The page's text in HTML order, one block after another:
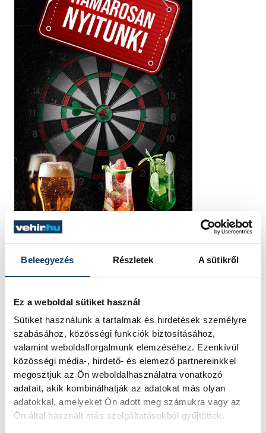
Beleegyezés Részletek A sütikről
Ez a weboldal sütiket használ
Sütiket használunk a tartalmak és hirdetések személyre
szabásához, közösségi funkciók biztosításához,
valamint weboldalforgalmunk elemzéséhez. Ezenkívül
közösségi média-, hirdető- és elemező partnereinkkel
megosztjuk az Ön weboldalhasználatra vonatkozó
adatait, akik kombinálhatják az adatokat más olyan
adatokkal, amelyeket Ön adott meg számukra vagy az
Ön által használt más szolgáltatásokból gyűjtöttek.
TOVÁBBI CIKKEK
KÖZÉLET